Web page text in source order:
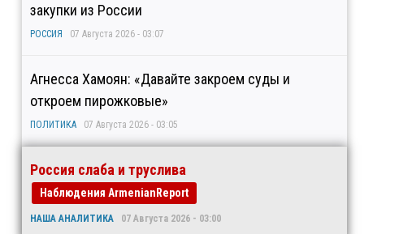
закупки из России
РОССИЯ 07 Августа 2026 - 03:07
Агнесса Хамоян: «Давайте закроем суды и
откроем пирожковые»
ПОЛИТИКА 07 Августа 2026 - 03:05
Россия слаба и труслива
Наблюдения ArmenianReport
НАША АНАЛИТИКА 07 Августа 2026 - 03:00